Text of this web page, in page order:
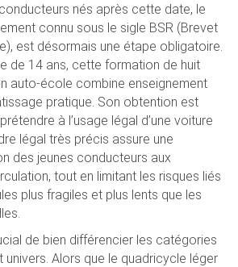
nés après cette date, le
connu sous le sigle BSR (Brevet
est désormais une étape obligatoire.
de 14 ans, cette formation de huit
auto-école combine enseignement
pratique. Son obtention est
à l’usage légal d’une voiture
légal très précis assure une
des jeunes conducteurs aux
tout en limitant les risques liés
plus fragiles et plus lents que les
de bien différencier les catégories
univers. Alors que le quadricycle léger